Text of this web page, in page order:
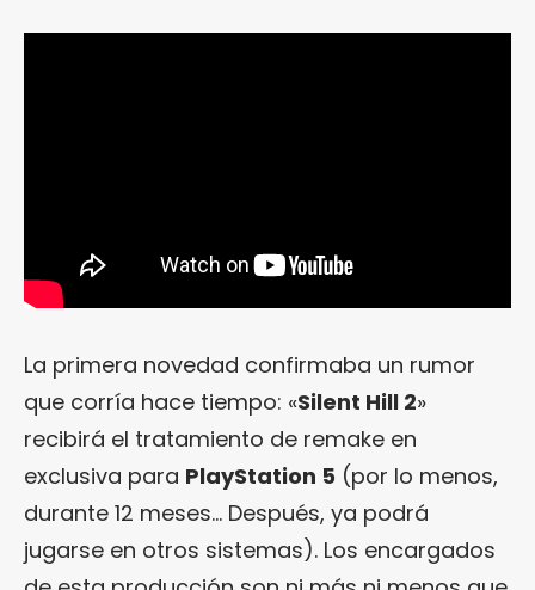
La primera novedad confirmaba un rumor
que corría hace tiempo: «Silent Hill 2»
recibirá el tratamiento de remake en
exclusiva para PlayStation 5 (por lo menos,
durante 12 meses… Después, ya podrá
jugarse en otros sistemas). Los encargados